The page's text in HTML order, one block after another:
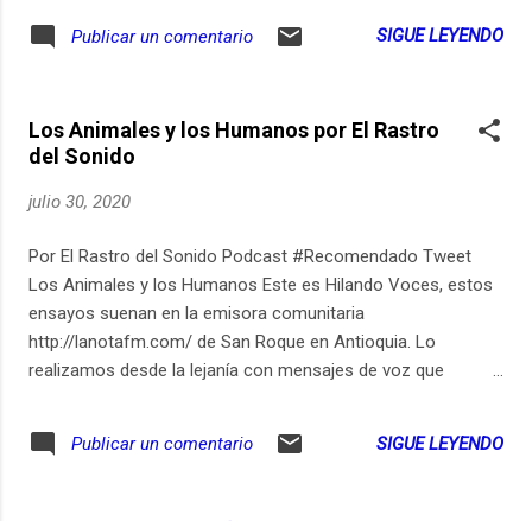
conmemoración del día de la Independencia reflexionamos
Publicar un comentario SIGUE LEYENDO
Los Animales y los Humanos por El Rastro
del Sonido
julio 30, 2020
Por El Rastro del Sonido Podcast #Recomendado Tweet
Los Animales y los Humanos Este es Hilando Voces, estos
ensayos suenan en la emisora comunitaria
http://lanotafm.com/ de San Roque en Antioquia. Lo
realizamos desde la lejanía con mensajes de voz que
las personas... Bautizamos a los animales y les damos
nombres... Mocho, Llanero, Lazie, Richi... Nos comemos a
Publicar un comentario SIGUE LEYENDO